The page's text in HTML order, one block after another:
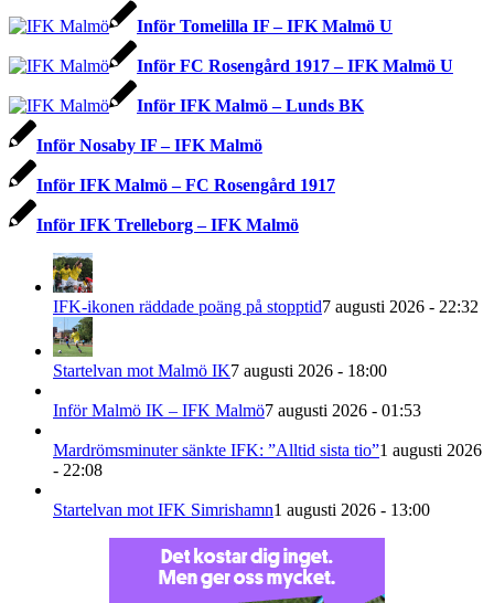
Inför Tomelilla IF – IFK Malmö U
Inför FC Rosengård 1917 – IFK Malmö U
Inför IFK Malmö – Lunds BK
Inför Nosaby IF – IFK Malmö
Inför IFK Malmö – FC Rosengård 1917
Inför IFK Trelleborg – IFK Malmö
IFK-ikonen räddade poäng på stopptid7 augusti 2026 - 22:32
Startelvan mot Malmö IK7 augusti 2026 - 18:00
Inför Malmö IK – IFK Malmö7 augusti 2026 - 01:53
Mardrömsminuter sänkte IFK: ”Alltid sista tio”1 augusti 2026
- 22:08
Startelvan mot IFK Simrishamn1 augusti 2026 - 13:00